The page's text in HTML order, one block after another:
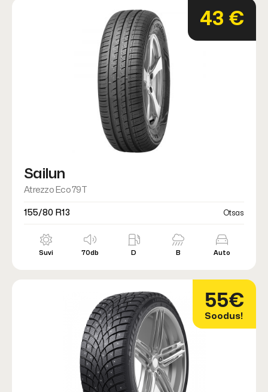
43 €
Sailun
Atrezzo Eco 79T
155/80 R13 Otsas
Suvi 70db D B Auto
55€
Soodus!